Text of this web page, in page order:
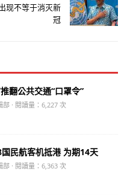
现不等于消灭新
冠
翻公共交通“口罩令”
部 · 閱讀量：6,227 次
民航客机抵港 为期14天
部 · 閱讀量：6,363 次